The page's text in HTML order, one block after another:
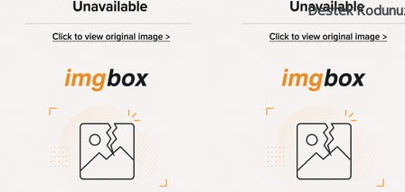
Destek